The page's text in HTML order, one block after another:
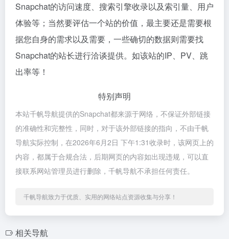
Snapchat的访问速度、搜索引擎收录以及索引量、用户
体验等；当然要评估一个站的价值，最主要还是需要根
据您自身的需求以及需要，一些确切的数据则需要找
Snapchat的站长进行洽谈提供。如该站的IP、PV、跳
出率等！
特别声明
本站千帆导航提供的Snapchat都来源于网络，不保证外部链接
的准确性和完整性，同时，对于该外部链接的指向，不由千帆
导航实际控制，在2026年6月2日 下午1:31收录时，该网页上的
内容，都属于合规合法，后期网页的内容如出现违规，可以直
接联系网站管理员进行删除，千帆导航不承担任何责任。
千帆导航致力于优质、实用的网络站点资源收集与分享！
相关导航